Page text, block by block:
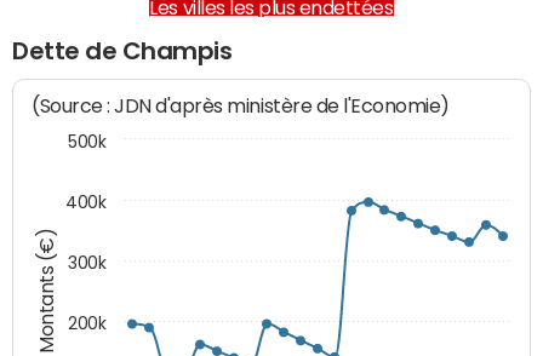
Les villes les plus endettées
Dette de Champis
Montants (€)
(Source : JDN d'après ministère de l'Economie)
200k
300k
400k
500k